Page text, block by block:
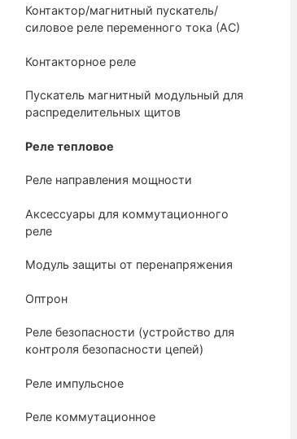
Контактор/магнитный пускатель/
силовое реле переменного тока (АС)
Контакторное реле
Пускатель магнитный модульный для
распределительных щитов
Реле тепловое
Реле направления мощности
Аксессуары для коммутационного
реле
Модуль защиты от перенапряжения
Оптрон
Реле безопасности (устройство для
контроля безопасности цепей)
Реле импульсное
Реле коммутационное